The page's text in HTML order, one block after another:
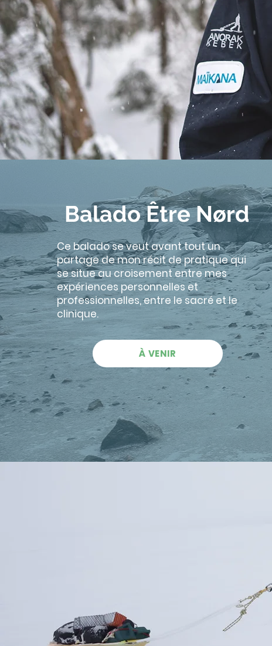
Balado Être Nørd
Ce balado se veut avant tout un
partage de mon récit de pratique qui
se situe au croisement entre mes
expériences personnelles et
professionnelles, entre le sacré et le
clinique.
À VENIR